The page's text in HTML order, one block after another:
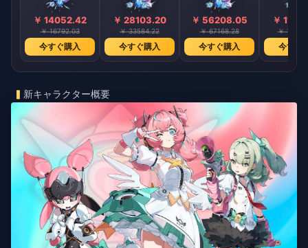
￥ 14052.42
￥ 16792.03
今すぐ購入
￥ 28103.20
￥ 33584.22
今すぐ購入
￥ 56208.05
￥ 67168.28
今すぐ購入
￥
￥
今すぐ
新キャラクター概要